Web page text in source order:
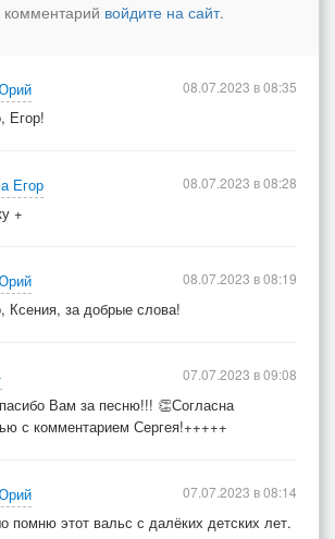
в землю лечь,
кому,
друзья, коль наш черед,
рука.
пришла пора,
жили мы вчера,
завтра ждет!
вальс "Осенний сон"
комментарий войдите на сайт.
Егор!
08.07.2023 в 08:35
Егор
+
08.07.2023 в 08:28
Ксения, за добрые слова!
08.07.2023 в 08:19
Вам за песню!!! 👏Согласна
с комментарием Сергея!+++++
07.07.2023 в 09:08
помню этот вальс с далёких детских лет.
07.07.2023 в 08:14